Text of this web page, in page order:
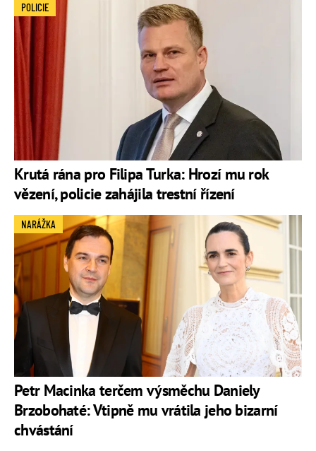
Krutá rána pro Filipa Turka: Hrozí mu rok
vězení, policie zahájila trestní řízení
POLICIE
Petr Macinka terčem výsměchu Daniely
Brzobohaté: Vtipně mu vrátila jeho bizarní
chvástání
NARÁŽKA